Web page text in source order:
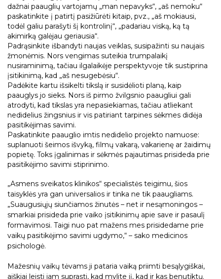
dažnai paauglių vartojamų „man nepavyks“, „aš nemoku“
paskatinkite į patirtį pasižiūrėti kitaip, pvz., „aš mokiausi,
todėl galiu parašyti šį kontrolinį“, „padariau viską, ką tą
akimirką galėjau geriausia“.
Padrąsinkite išbandyti naujas veiklas, susipažinti su naujais
žmonėmis. Nors vengimas suteikia trumpalaikį
nusiraminimą, tačiau ilgalaikėje perspektyvoje tik sustiprina
įsitikinimą, kad „aš nesugebėsiu“.
Padėkite kartu išsikelti tikslą ir susidėlioti planą, kaip
paauglys jo sieks. Nors iš pirmo žvilgsnio paaugliui gali
atrodyti, kad tikslas yra nepasiekiamas, tačiau atliekant
nedidelius žingsnius ir vis patiriant tarpines sėkmes didėja
pasitikėjimas savimi.
Paskatinkite paauglio imtis nedidelio projekto namuose:
suplanuoti šeimos išvyką, filmų vakarą, vakarienę ar žaidimų
popietę. Toks įgalinimas ir sėkmės pajautimas prisideda prie
pasitikėjimo savimi stiprinimo.
„Asmens sveikatos klinikos“ specialistės teigimu, šios
taisyklės yra gan universalios ir tinka ne tik paaugliams.
„Suaugusiųjų siunčiamos žinutės – net ir nesąmoningos –
smarkiai prisideda prie vaiko įsitikinimų apie save ir pasaulį
formavimosi. Taigi nuo pat mažens mes prisidedame prie
vaikų pasitikėjimo savimi ugdymo,“ – sako medicinos
psichologė.
Mažesnių vaikų tėvams ji pataria vaiką priimti besąlygiškai,
aiškiai leisti jam suprasti, kad mylite jį, kad ir kas benutiktų.